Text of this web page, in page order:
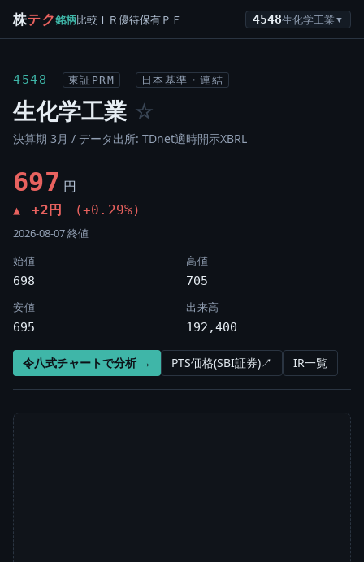
株テク銘柄比較 ＩＲ優待保有ＰＦ 4548生化学工業 ▼
4548 東証PRM 日本基準・連結
生化学工業 ☆
決算期 3月 / データ出所: TDnet適時開示XBRL
697 円
▲ +2円 (+0.29%)
2026-08-07 終値
始値
698
高値
705
安値
695
出来高
192,400
令八式チャートで分析 → PTS価格(SBI証券)↗ IR一覧